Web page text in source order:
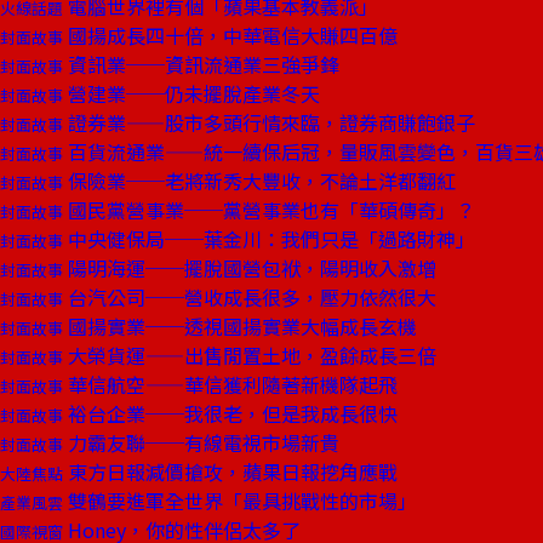
火線話題 電腦世界裡有個「蘋果基本教義派」
封面故事 國揚成長四十倍，中華電信大賺四百億
封面故事 資訊業──資訊流通業三強爭鋒
封面故事 營建業──仍未擺脫產業冬天
封面故事 證券業——股市多頭行情來臨，證券商賺飽銀子
封面故事 百貨流通業——統一續保后冠，量販風雲變色，百貨三
封面故事 保險業──老將新秀大豐收，不論土洋都翻紅
封面故事 國民黨營事業──黨營事業也有「華碩傳奇」？
封面故事 中央健保局──葉金川：我們只是「過路財神」
封面故事 陽明海運──擺脫國營包袱，陽明收入激增
封面故事 台汽公司──營收成長很多，壓力依然很大
封面故事 國揚實業──透視國揚實業大幅成長玄機
封面故事 大榮貨運——出售閒置土地，盈餘成長三倍
封面故事 華信航空——華信獲利隨著新機隊起飛
封面故事 裕台企業──我很老，但是我成長很快
封面故事 力霸友聯──有線電視市場新貴
大陸焦點 東方日報減價搶攻，蘋果日報挖角應戰
產業風雲 雙鶴要進軍全世界「最具挑戰性的市場」
國際視窗 Honey，你的性伴侶太多了